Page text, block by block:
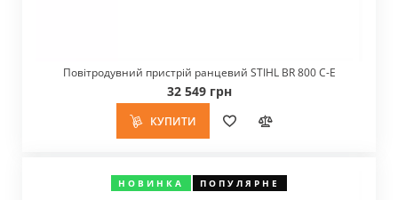
Повітродувний пристрій ранцевий STIHL BR 800 C-E
32 549 грн
КУПИТИ
НОВИНКА ПОПУЛЯРНЕ